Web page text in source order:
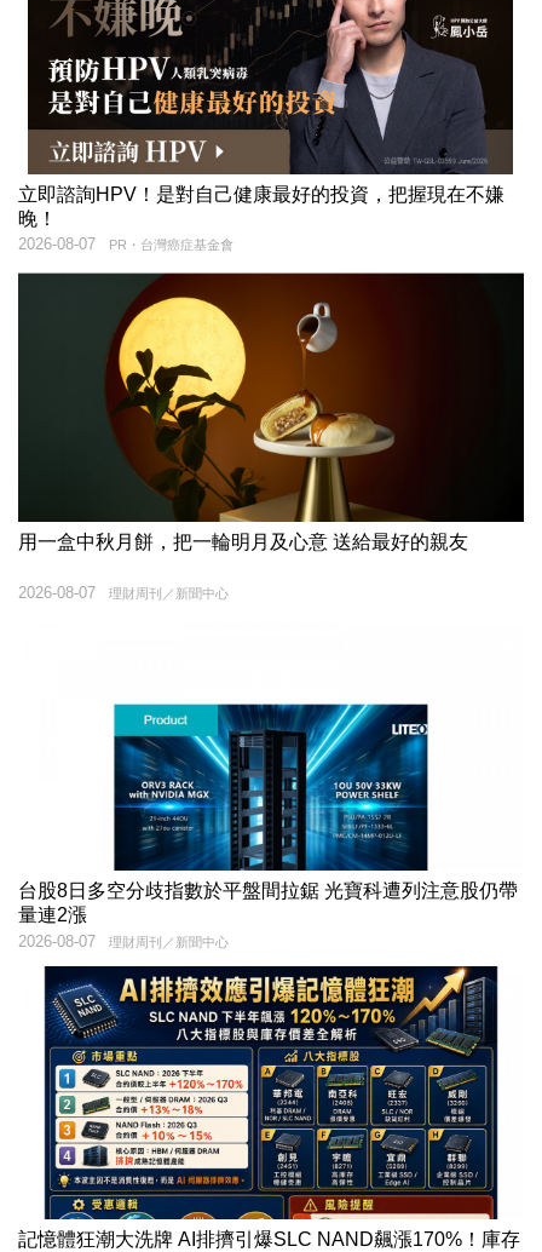
立即諮詢HPV！是對自己健康最好的投資，把握現在不嫌
晚！
PR・台灣癌症基金會
2026-08-07
用一盒中秋月餅，把一輪明月及心意 送給最好的親友
理財周刊／新聞中心
2026-08-07
台股8日多空分歧指數於平盤間拉鋸 光寶科遭列注意股仍帶
量連2漲
理財周刊／新聞中心
2026-08-07
記憶體狂潮大洗牌 AI排擠引爆SLC NAND飆漲170%！庫存